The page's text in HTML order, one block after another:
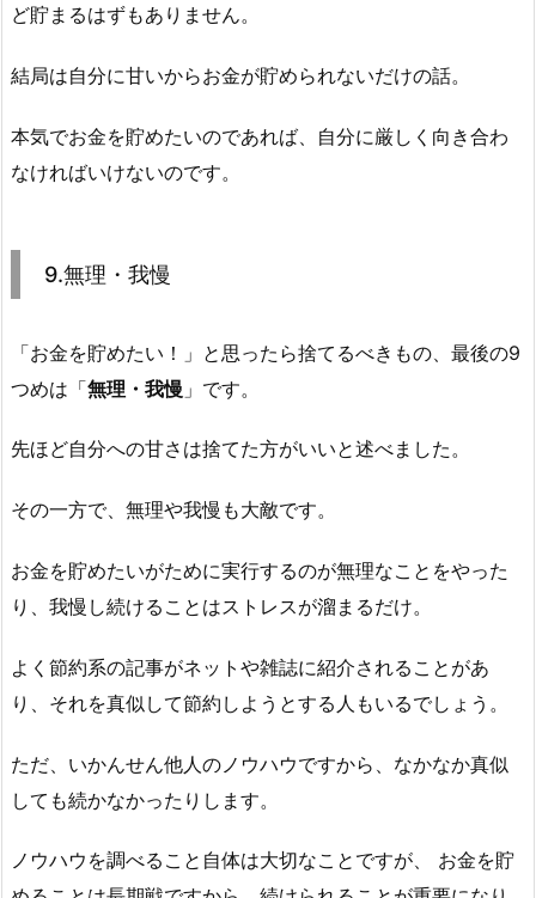
ど貯まるはずもありません。
結局は自分に甘いからお金が貯められないだけの話。
本気でお金を貯めたいのであれば、自分に厳しく向き合わ
なければいけないのです。
9.無理・我慢
「お金を貯めたい！」と思ったら捨てるべきもの、最後の9
つめは「無理・我慢 」です。
先ほど自分への甘さは捨てた方がいいと述べました。
その一方で、無理や我慢も大敵です。
お金を貯めたいがために実行するのが無理なことをやった
り、我慢し続けることはストレスが溜まるだけ。
よく節約系の記事がネットや雑誌に紹介されることがあ
り、それを真似して節約しようとする人もいるでしょう。
ただ、いかんせん他人のノウハウですから、なかなか真似
しても続かなかったりします。
ノウハウを調べること自体は大切なことですが、 お金を貯